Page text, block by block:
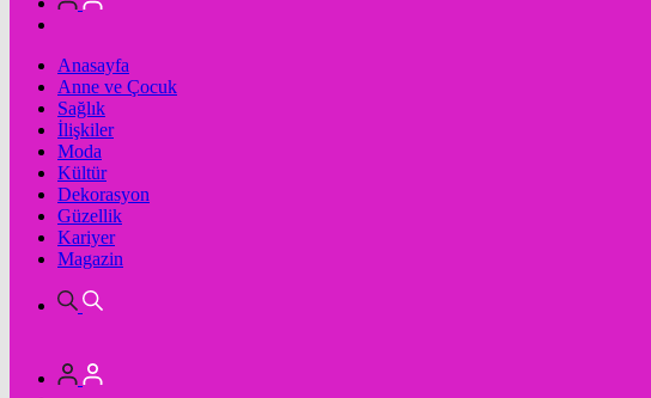
Anasayfa
Anne ve Çocuk
Sağlık
İlişkiler
Moda
Kültür
Dekorasyon
Güzellik
Kariyer
Magazin